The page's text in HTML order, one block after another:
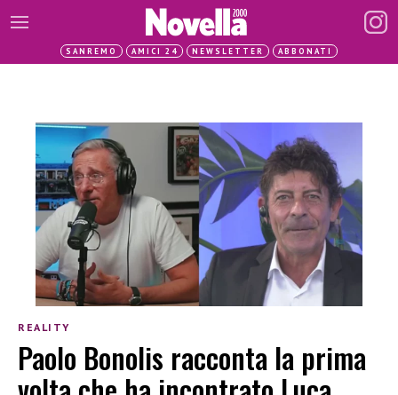
SANREMO AMICI 24 NEWSLETTER ABBONATI
REALITY
Paolo Bonolis racconta la prima